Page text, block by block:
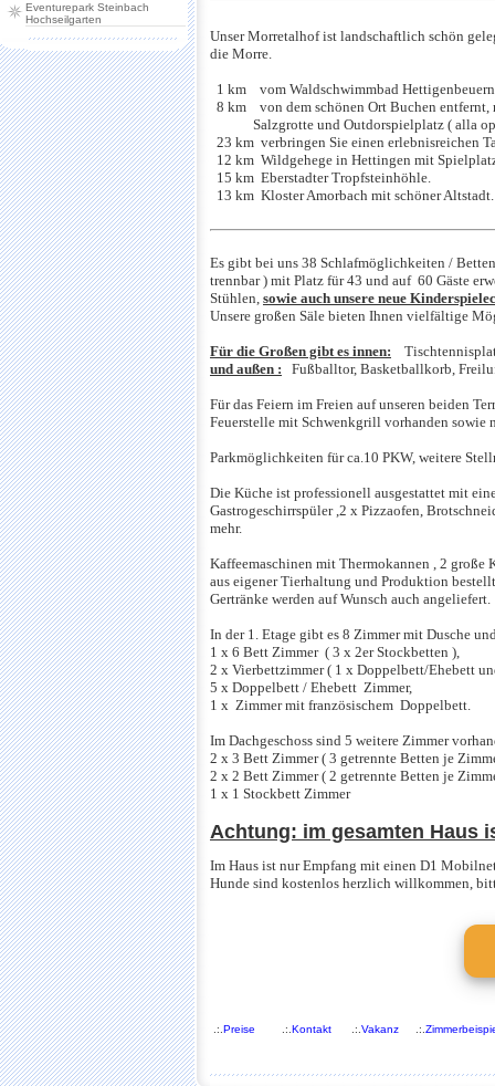
Eventurepark Steinbach
Hochseilgarten
Unser Morretalhof ist landschaftlich schön
die Morre.
1 km vom Waldschwimmbad
8 km von dem schönen Ort Buchen
Salzgrotte und Outdorspielplatz ( alla
23 km verbringen Sie einen erlebnisreichen
12 km Wildgehege in Hettingen mit
15 km Eberstadter Tropfsteinhöhle.
13 km Kloster Amorbach mit schöner Altstadt.
Es gibt bei uns 38 Schlafmöglichkeiten /
trennbar ) mit Platz für 43 und auf 60 Gäste
Stühlen, sowie auch unsere neue
Unsere großen Säle bieten Ihnen vielfältige
Für die Großen gibt es innen:
und außen : Fußballtor, Basketballkorb,
Für das Feiern im Freien auf unseren beiden
Feuerstelle mit Schwenkgrill vorhanden sowie
Parkmöglichkeiten für ca.10 PKW, weitere
Die Küche ist professionell ausgestattet mit
Gastrogeschirrspüler ,2 x Pizzaofen,
mehr.
Kaffeemaschinen mit Thermokannen , 2
aus eigener Tierhaltung und Produktion
Gertränke werden auf Wunsch auch angeliefert.
In der 1. Etage gibt es 8 Zimmer mit Dusche
1 x 6 Bett Zimmer ( 3 x 2er Stockbetten ),
2 x Vierbettzimmer ( 1 x Doppelbett/Ehebett
5 x Doppelbett / Ehebett Zimmer,
1 x Zimmer mit französischem Doppelbett.
Im Dachgeschoss sind 5 weitere Zimmer
2 x 3 Bett Zimmer ( 3 getrennte Betten je
2 x 2 Bett Zimmer ( 2 getrennte Betten je
1 x 1 Stockbett Zimmer
Achtung: im gesamten Haus
Im Haus ist nur Empfang mit einen D1
Hunde sind kostenlos herzlich willkommen,
.:. Preise .:. Kontakt .:. Vakanz .:.